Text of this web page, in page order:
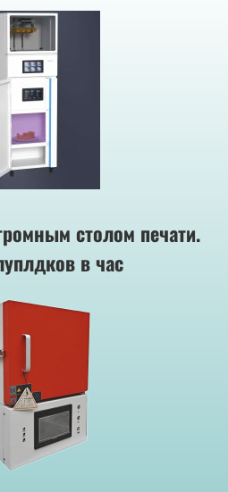
столом печати.
в час